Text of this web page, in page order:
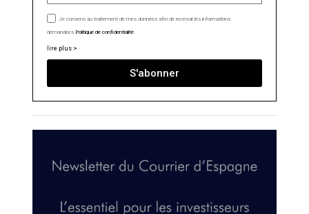
Je consens au traitement de mes données afin de recevoir les informations
demandées.Politique de confidentialité
lire plus >
S'abonner